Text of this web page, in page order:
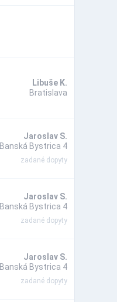
Libuše K.
Bratislava
Jaroslav S.
Banská Bystrica 4
zadané dopyty
Jaroslav S.
Banská Bystrica 4
zadané dopyty
Jaroslav S.
Banská Bystrica 4
zadané dopyty